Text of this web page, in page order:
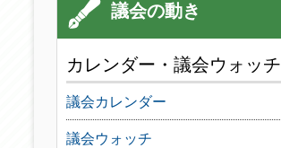
カレンダー・議会ウォッチ
議会カレンダー
議会ウォッチ